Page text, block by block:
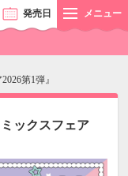
発売日 メニュー
第1弾』
ックスフェア